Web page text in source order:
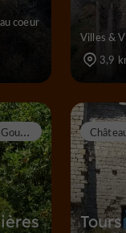
coeur
Villes &
3,9
G
oulles